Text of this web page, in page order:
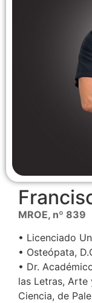
MROE, nº 839
• Licenciado
• Osteópata,
• Dr.
las Letras, Arte
Ciencia, de